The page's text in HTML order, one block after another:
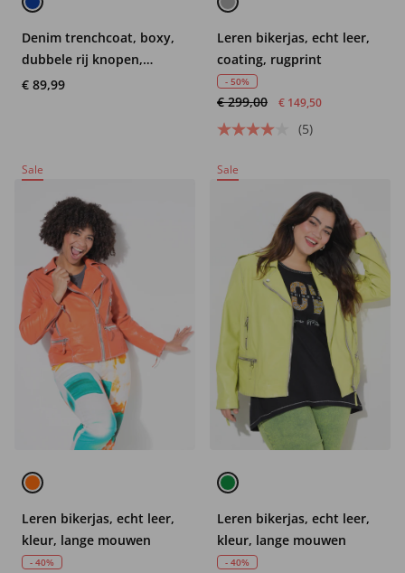
Denim trenchcoat, boxy,
dubbele rij knopen,
biologisch katoen
€ 89,99
Leren bikerjas, echt leer,
coating, rugprint
- 50%
€ 299,00 € 149,50
(5)
Sale
Leren bikerjas, echt leer,
kleur, lange mouwen
- 40%
Sale
Leren bikerjas, echt leer,
kleur, lange mouwen
- 40%